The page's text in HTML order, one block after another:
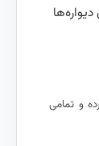
و تمامی